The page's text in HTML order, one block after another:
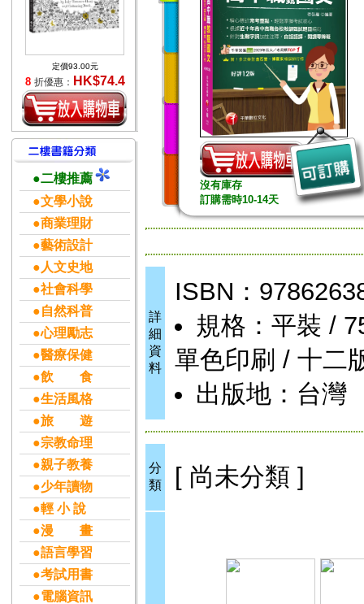
定價93.00元
8 折優惠： HK$74.4
●二樓推薦
●文學小說
●商業理財
●藝術設計
●人文史地
●社會科學
●自然科普
●心理勵志
●醫療保健
●飲 食
●生活風格
●旅 遊
●宗教命理
●親子教養
●少年讀物
●輕 小 說
●漫 畫
●語言學習
●考試用書
●電腦資訊
沒有庫存
訂購需時10-14天
詳
細
資
料
ISBN：
規格：平裝 /
單色印刷 / 十二
出版地：台灣
分
類
[ 尚未分類 ]